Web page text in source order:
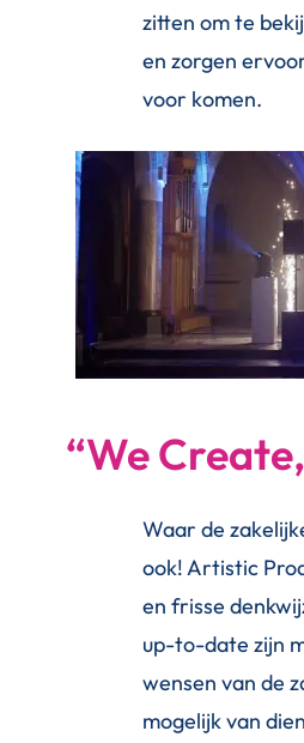
zitten om te
en zorgen
voor komen.
“We
Waar de
ook! Artistic
en frisse
up-to-date zijn
wensen van de
mogelijk van